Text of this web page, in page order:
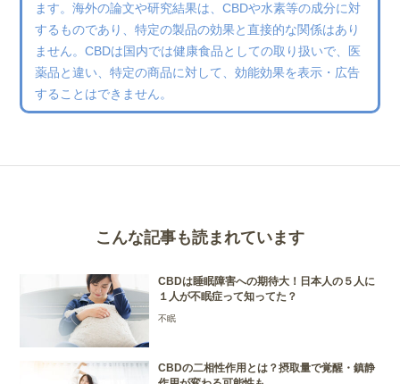
ます。海外の論文や研究結果は、CBDや水素等の成分に対
するものであり、特定の製品の効果と直接的な関係はあり
ません。CBDは国内では健康食品としての取り扱いで、医
薬品と違い、特定の商品に対して、効能効果を表示・広告
することはできません。
こんな記事も読まれています
CBDは睡眠障害への期待大！日本人の５人に
１人が不眠症って知ってた？
不眠
CBDの二相性作用とは？摂取量で覚醒・鎮静